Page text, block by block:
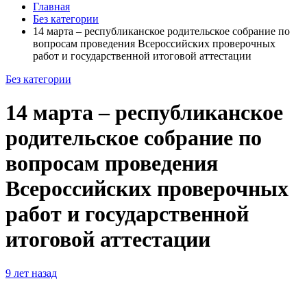
Главная
Без категории
14 марта – республиканское родительское собрание по
вопросам проведения Всероссийских проверочных
работ и государственной итоговой аттестации
Без категории
14 марта – республиканское
родительское собрание по
вопросам проведения
Всероссийских проверочных
работ и государственной
итоговой аттестации
9 лет назад